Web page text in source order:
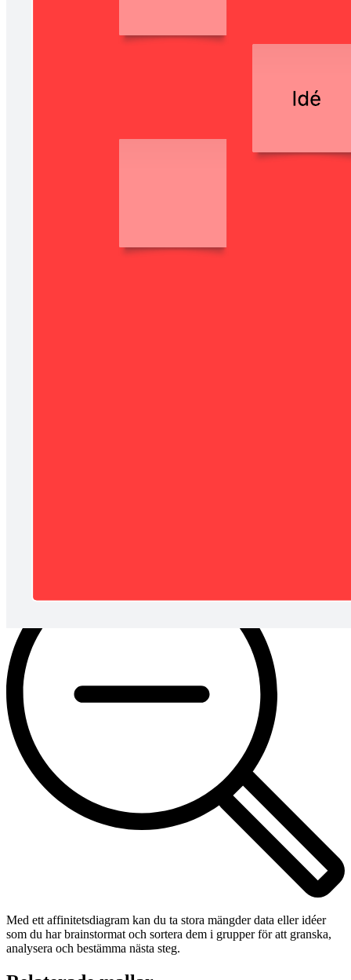
Med ett affinitetsdiagram kan du ta stora mängder data eller idéer
som du har brainstormat och sortera dem i grupper för att granska,
analysera och bestämma nästa steg.